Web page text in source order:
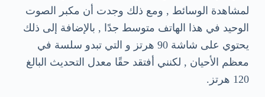
لمشاهدة الوسائط , ومع ذلك وجدت أن مكبر الصوت
الوحيد في هذا الهاتف متوسط ​​جدًا , بالإضافة إلى ذلك
يحتوي على شاشة 90 هرتز و التي تبدو سلسة في
معظم الأحيان , لكنني أفتقد حقًا معدل التحديث البالغ
120 هرتز.